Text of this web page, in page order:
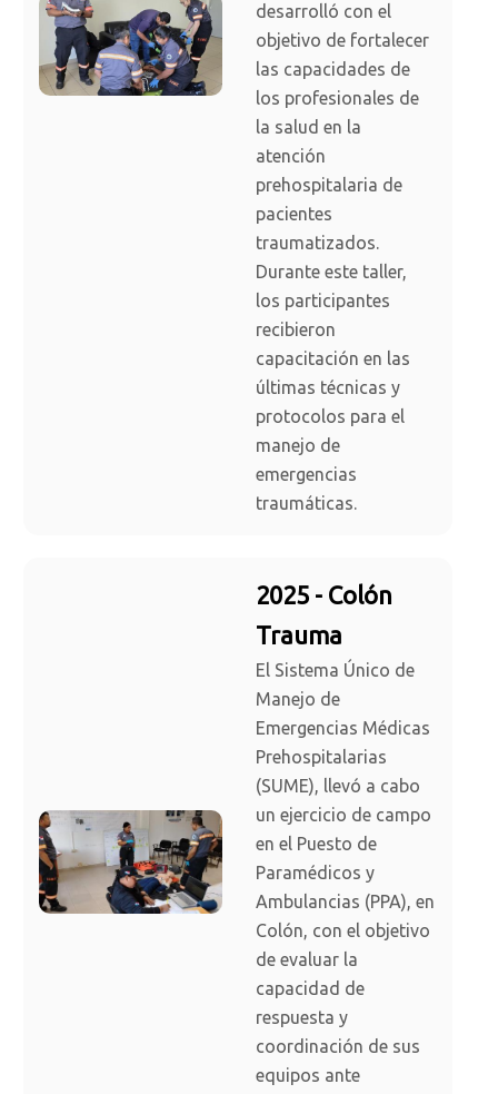
desarrolló con el
objetivo de fortalecer
las capacidades de
los profesionales de
la salud en la
atención
prehospitalaria de
pacientes
traumatizados.
Durante este taller,
los participantes
recibieron
capacitación en las
últimas técnicas y
protocolos para el
manejo de
emergencias
traumáticas.
2025 - Colón
Trauma
El Sistema Único de
Manejo de
Emergencias Médicas
Prehospitalarias
(SUME), llevó a cabo
un ejercicio de campo
en el Puesto de
Paramédicos y
Ambulancias (PPA), en
Colón, con el objetivo
de evaluar la
capacidad de
respuesta y
coordinación de sus
equipos ante